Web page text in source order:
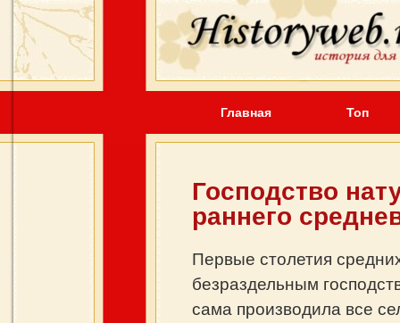
Главная Топ
Господство
раннего
Первые столетия
безраздельным
сама производила все